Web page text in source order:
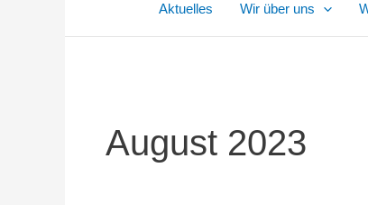
Aktuelles Wir über uns
August 2023